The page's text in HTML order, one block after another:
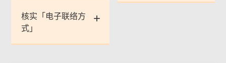
核实「电子联络方
式」